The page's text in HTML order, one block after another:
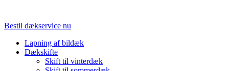
Bestil dækservice nu
Lapning af bildæk
Dækskifte
Skift til vinterdæk